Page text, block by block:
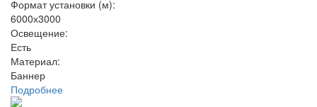
Формат установки (м):
6000х3000
Освещение:
Есть
Материал:
Баннер
Подробнее